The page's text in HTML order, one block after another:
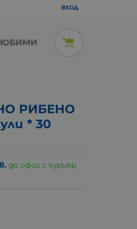
ВХОД
РИБЕНО
* 30
до офис с куриер